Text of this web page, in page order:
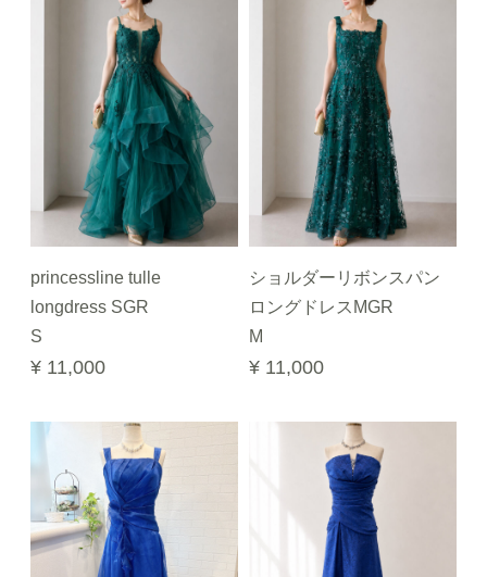
princessline tulle
longdress SGR
S
¥ 11,000
ショルダーリボンスパン
ロングドレスMGR
M
¥ 11,000